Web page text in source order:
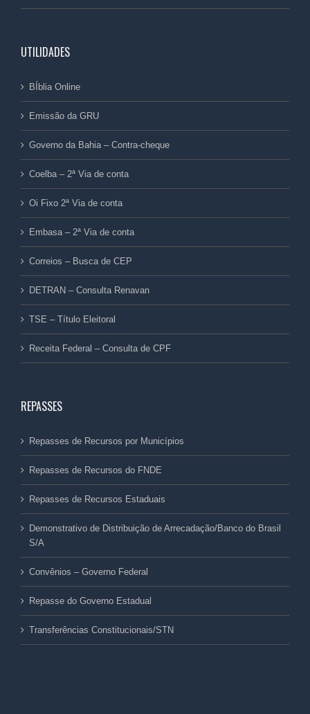
UTILIDADES
BÍblia Online
Emissão da GRU
Governo da Bahia – Contra-cheque
Coelba – 2ª Via de conta
Oi Fixo 2ª Via de conta
Embasa – 2ª Via de conta
Correios – Busca de CEP
DETRAN – Consulta Renavan
TSE – Título Eleitoral
Receita Federal – Consulta de CPF
REPASSES
Repasses de Recursos por Municípios
Repasses de Recursos do FNDE
Repasses de Recursos Estaduais
Demonstrativo de Distribuição de Arrecadação/Banco do Brasil
S/A
Convênios – Governo Federal
Repasse do Governo Estadual
Transferências Constitucionais/STN